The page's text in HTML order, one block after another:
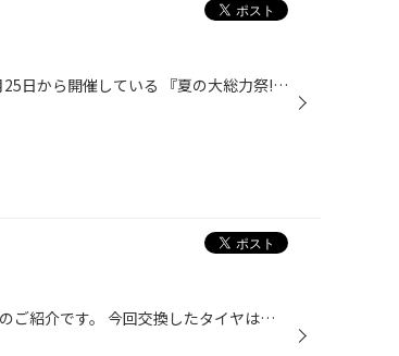
開催期間：2021年6月25日～2021年8月1日 6月25日から開催している 『夏の大総力祭!』 残すところ残り3日となりました! まだキャンペーンをご利用なされてない方、ラストチャンスです!! お得なクーポンを当てて、お車のメンテナンスをしっかりと行い 快適な夏の運転をしましょう♪ お得なクーポンが当...
皆様こんにちは（･`ー･´）v 本日はタイヤ交換のご紹介です。 今回交換したタイヤはこちら↓の『アウトレット』コーナーの中からお選び頂いたタイヤです。 ※価格が掲載されている為、一部画像を隠しております。 『アウトレット』コーナーの在庫や価格等の詳細はスタッフまでお問い合わせ下さい。 コ...